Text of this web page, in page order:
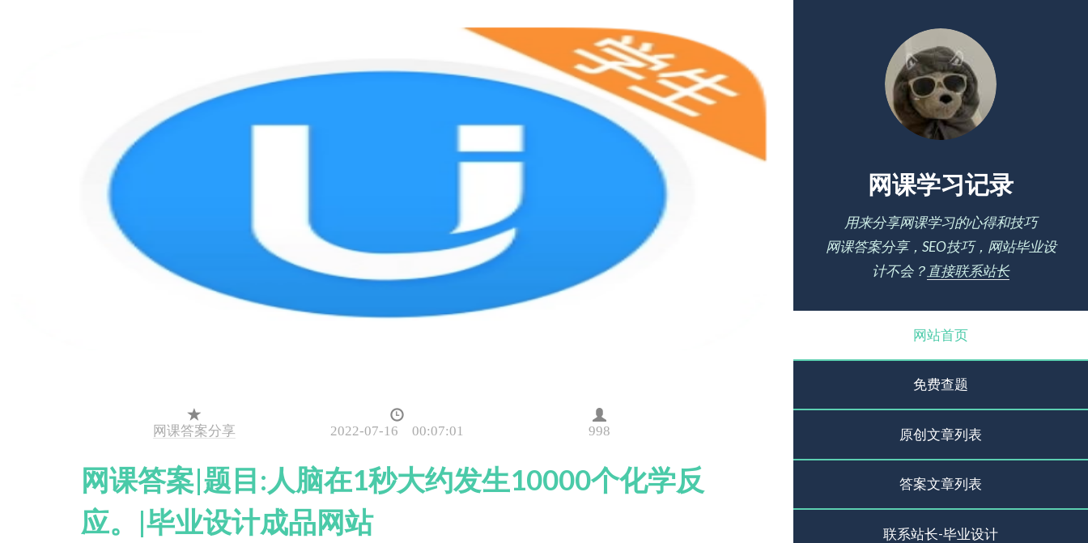
网课学习记录
用来分享网课学习的心得和技巧
网课答案分享，SEO技巧，网站毕业设
计不会？ 直接联系站长
网站首页
免费查题
原创文章列表
答案文章列表
联系站长-毕业设计
网课答案分享 2022-07-16 00:07:01 998
网课答案|题目:人脑在1秒大约发生10000个化学反
应。|毕业设计成品网站